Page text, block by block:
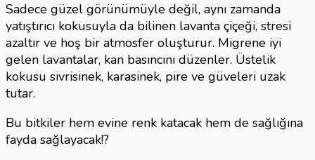
Sadece güzel görünümüyle değil, aynı zamanda
yatıştırıcı kokusuyla da bilinen lavanta çiçeği, stresi
azaltır ve hoş bir atmosfer oluşturur. Migrene iyi
gelen lavantalar, kan basıncını düzenler. Üstelik
kokusu sivrisinek, karasinek, pire ve güveleri uzak
tutar.
Bu bitkiler hem evine renk katacak hem de sağlığına
fayda sağlayacak!?